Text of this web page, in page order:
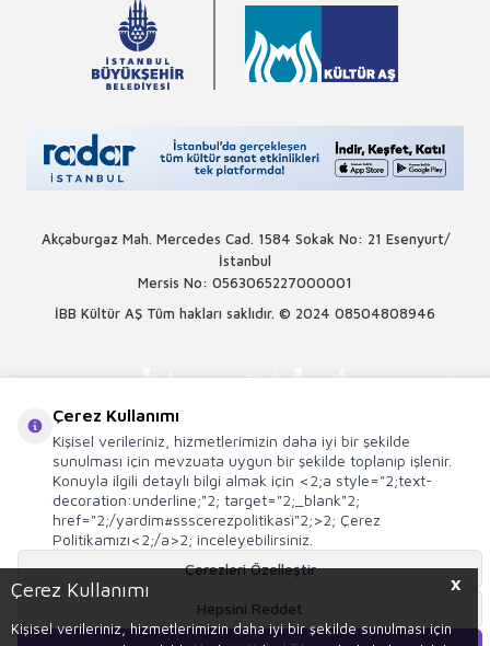
X
Çerez Kullanımı
Kişisel verileriniz, hizmetlerimizin daha iyi bir şekilde sunulması için
Akçaburgaz Mah. Mercedes Cad. 1584 Sokak No: 21 Esenyurt/
İstanbul
Mersis No: 0563065227000001
İBB Kültür AŞ Tüm hakları saklıdır. © 2024 08504808946
E-TicaretSistemleriyle Hazırlanmıştır.
Çerez Kullanımı
Kişisel verileriniz, hizmetlerimizin daha iyi bir şekilde
sunulması için mevzuata uygun bir şekilde toplanıp işlenir.
Konuyla ilgili detaylı bilgi almak için <2;a style="2;text-
decoration:underline;"2; target="2;_blank"2;
href="2;/yardim#ssscerezpolitikasi"2;>2; Çerez
Politikamızı<2;/a>2; inceleyebilirsiniz.
Çerezleri Özelleştir
Hepsini Reddet